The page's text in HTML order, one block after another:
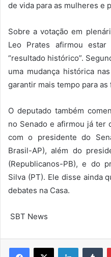
de vida para as mulheres e
Sobre a votação em
Leo Prates afirmou
“resultado histórico”.
uma mudança histórica
garantir mais tempo para
O deputado também
no Senado e afirmou já ter
com o presidente do
Brasil-AP), além do
(Republicanos-PB), e do
Silva (PT). Ele disse ainda
debates na Casa.
SBT News
Linkedin